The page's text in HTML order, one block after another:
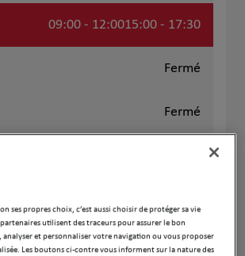
09:00 - 12:0015:00 - 17:30
Fermé
Fermé
−
ses propres choix, c’est aussi choisir de protéger sa vie
partenaires utilisent des traceurs pour assurer le bon
et personnaliser votre navigation ou vous proposer
Les boutons ci-contre vous informent sur la nature des